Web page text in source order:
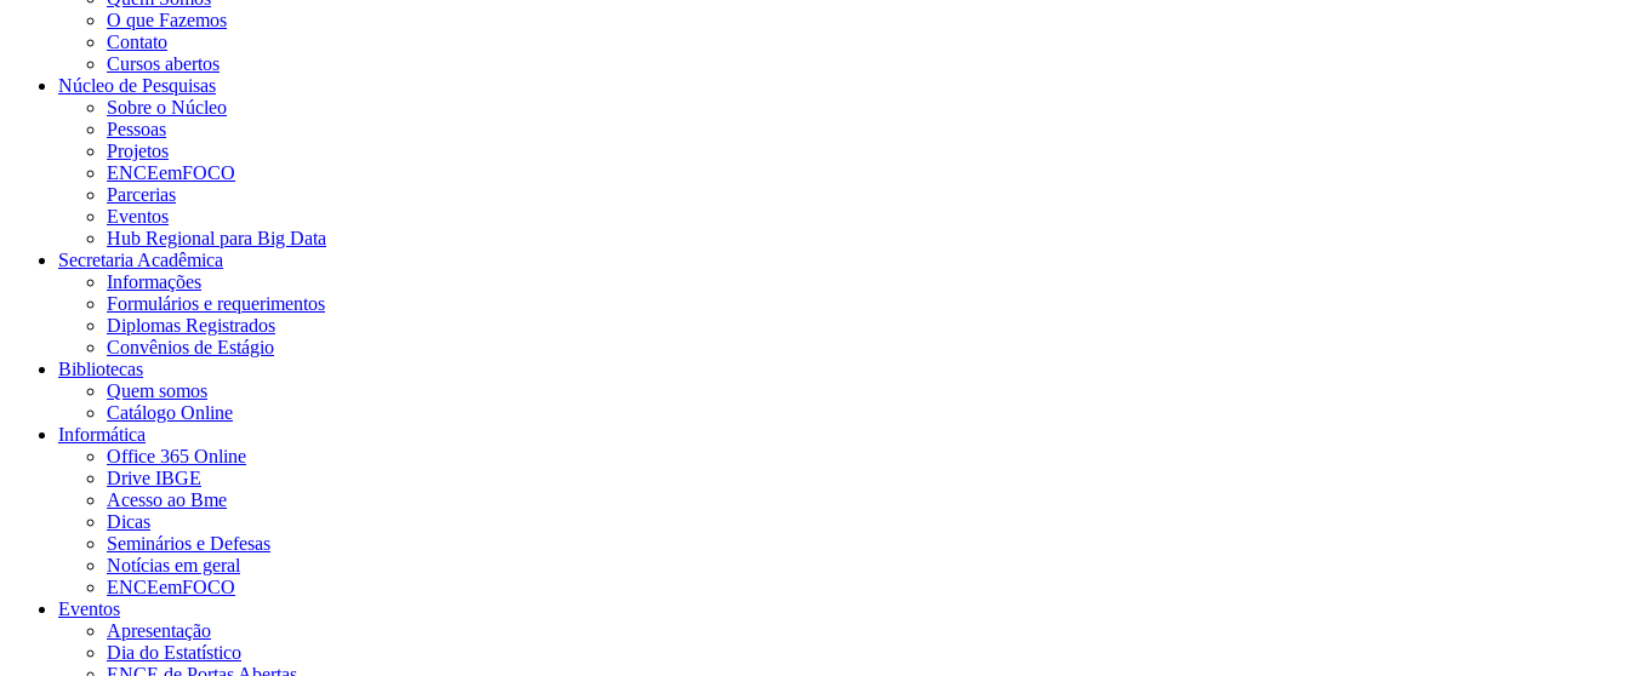
O que Fazemos
Contato
Cursos abertos
Núcleo de Pesquisas
Sobre o Núcleo
Pessoas
Projetos
ENCEemFOCO
Parcerias
Eventos
Hub Regional para Big Data
Secretaria Acadêmica
Informações
Formulários e requerimentos
Diplomas Registrados
Convênios de Estágio
Bibliotecas
Quem somos
Catálogo Online
Informática
Office 365 Online
Drive IBGE
Acesso ao Bme
Dicas
Seminários e Defesas
Notícias em geral
ENCEemFOCO
Eventos
Apresentação
Dia do Estatístico